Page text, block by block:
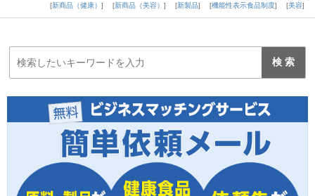
新商品（健康）
新商品（美容） 新製品 機能性表示食品制度 美容